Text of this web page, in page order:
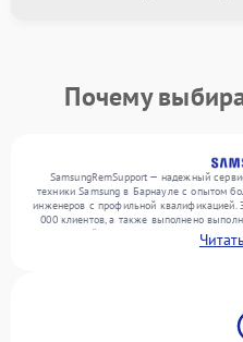
Почему
SamsungRemSupport — надежный
техники Samsung в Барнауле с опытом
инженеров с профильной
000 клиентов, а также выполнено
сервисный центр поступает от 300
любой сложности и обеспечиваем